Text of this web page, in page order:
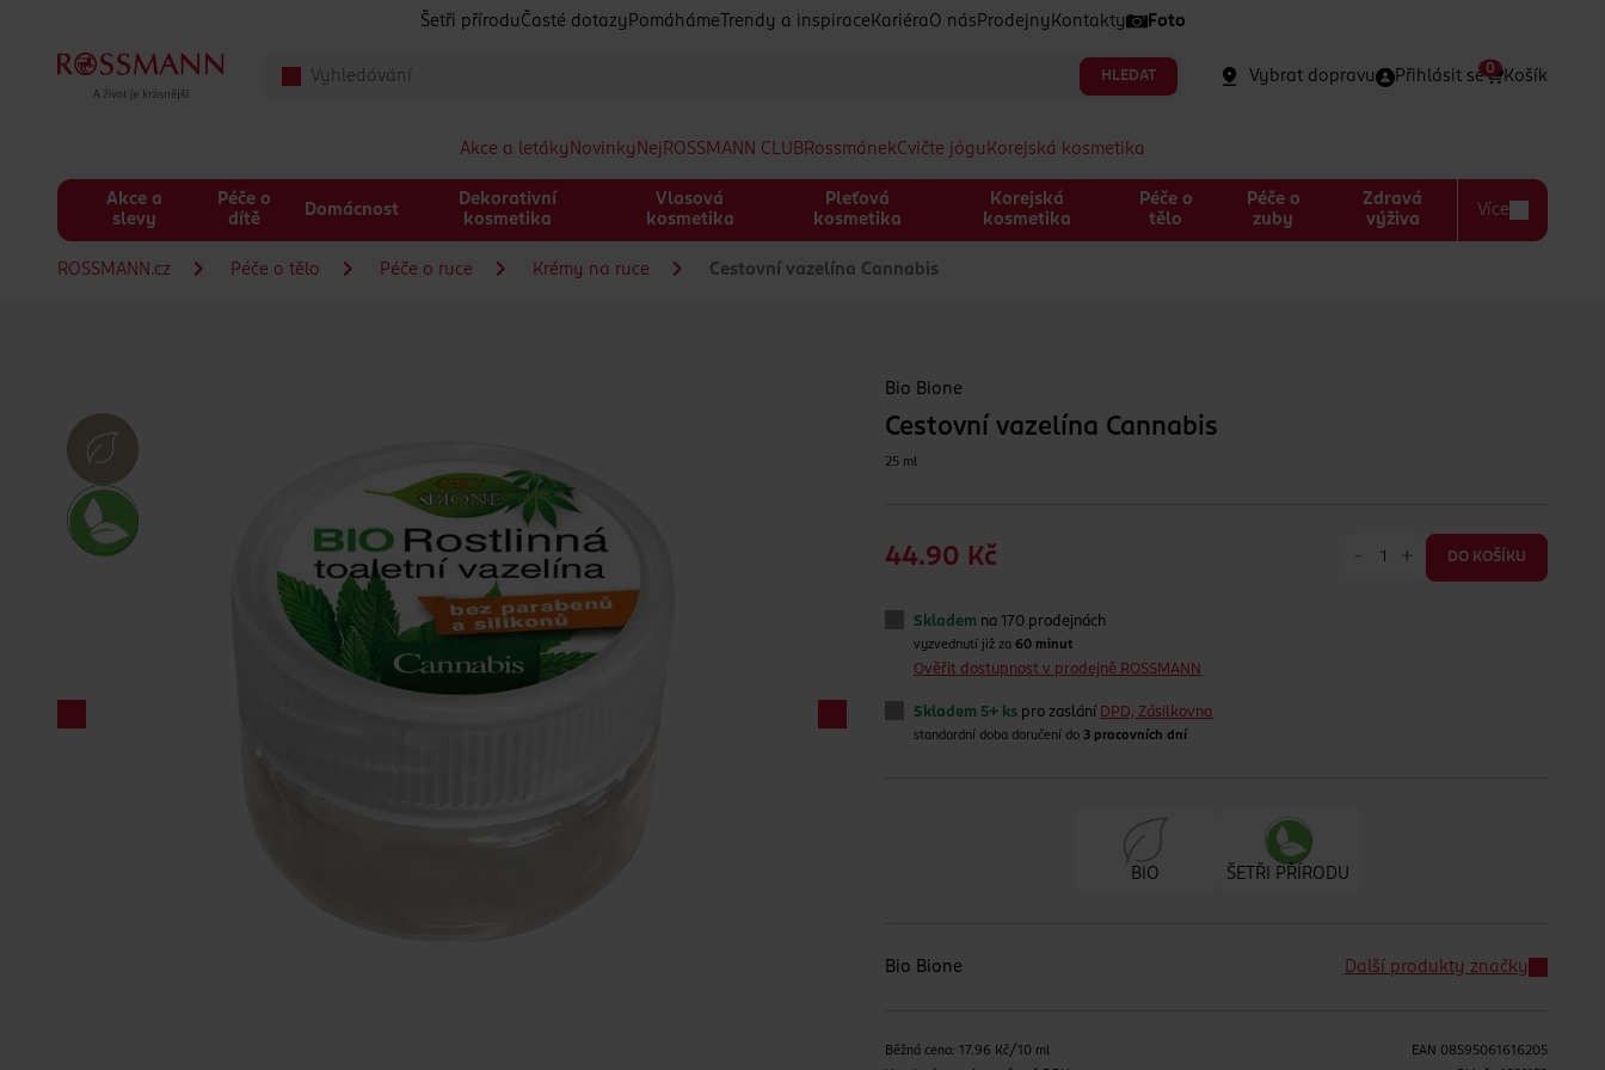
Šetři přírodu Časté dotazy Pomáháme Trendy a inspirace Kariéra O nás Prodejny Kontakty Foto
HLEDAT Vybrat dopravu Přihlásit se Košík
0
Akce a letáky Novinky Nej ROSSMANN CLUBRossmánekCvičte jógu Korejská kosmetika
Akce a
slevy
Péče o
dítě
Domácnost
Dekorativní
kosmetika
Vlasová
kosmetika
Pleťová
kosmetika
Korejská
kosmetika
Péče o
tělo
Péče o
zuby
Zdravá
výživa
Více
ROSSMANN.cz Péče o tělo Péče o ruce Krémy na ruce Cestovní vazelína Cannabis
Bio Bione
Cestovní vazelína Cannabis
25 ml
44.90 Kč - + DO KOŠÍKU
Skladem na 170 prodejnách
vyzvednutí již za60 minut
Ověřit dostupnost v prodejně ROSSMANN
Skladem 5+ ks pro zaslání DPD, Zásilkovna
standardní doba doručení do 3 pracovních dní
BIO ŠETŘI PŘÍRODU
Bio Bione Další produkty značky
Běžná cena: 17.96 Kč/10 ml
EAN 08595061616205